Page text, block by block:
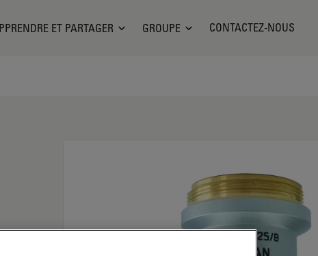
ET PARTAGER GROUPE CONTACTEZ-NOUS